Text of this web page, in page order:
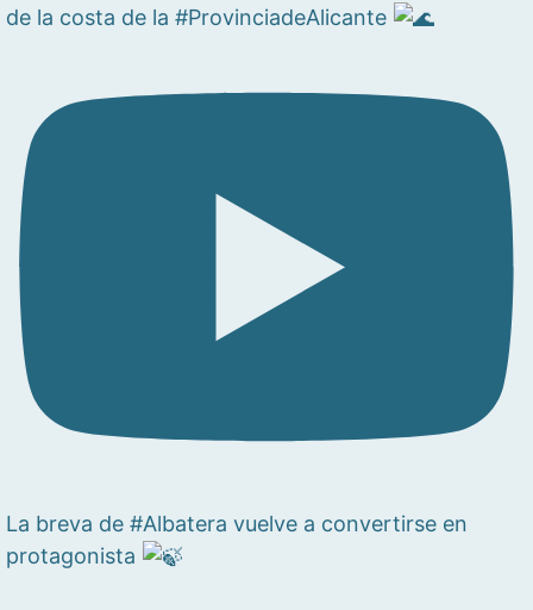
de la costa de la #ProvinciadeAlicante
La breva de #Albatera vuelve a convertirse en
protagonista